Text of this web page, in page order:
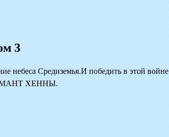
3
небеса Средиземья.И победить в этой войне
ХЕННЫ.